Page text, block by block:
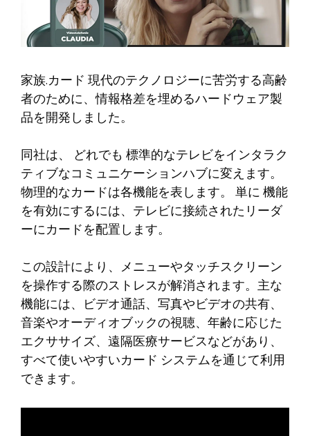
家族.カード 現代のテクノロジーに苦労する高齢
者のために、情報格差を埋めるハードウェア製
品を開発しました。
同社は、 どれでも 標準的なテレビをインタラク
ティブなコミュニケーションハブに変えます。
物理的なカードは各機能を表します。 単に機能
を有効にするには、テレビに接続されたリーダ
ーにカードを配置します。
この設計により、メニューやタッチスクリーン
を操作する際のストレスが解消されます。主な
機能には、ビデオ通話、写真やビデオの共有、
音楽やオーディオブックの視聴、年齢に応じた
エクササイズ、遠隔医療サービスなどがあり、
すべて使いやすいカード システムを通じて利用
できます。